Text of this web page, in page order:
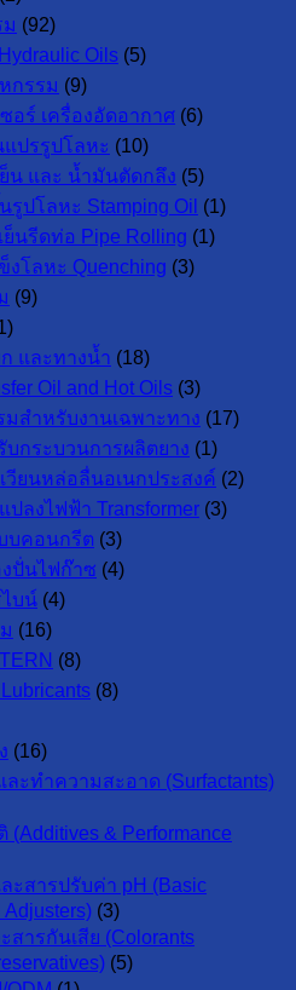
(92)
Oils (5)
กรรม (9)
อร์ เครื่องอัดอากาศ (6)
ปรรูปโลหะ (10)
น และ น้ำมันตัดกลึง (5)
ปโลหะ Stamping Oil (1)
นรีดท่อ Pipe Rolling (1)
โลหะ Quenching (3)
(9)
และทางน้ำ (18)
Oil and Hot Oils (3)
สำหรับงานเฉพาะทาง (17)
กระบวนการผลิตยาง (1)
ยนหล่อลื่นอเนกประสงค์ (2)
ลงไฟฟ้า Transformer (3)
บคอนกรีต (3)
ปั่นไฟก๊าซ (4)
บน์ (4)
(16)
(8)
(8)
(16)
ละทำความสะอาด (Surfactants)
& Performance
ะสารปรับค่า pH (Basic
Adjusters) (3)
สารกันเสีย (Colorants
(5)